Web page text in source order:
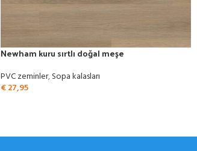
Newham kuru sırtlı doğal meşe
PVC zeminler,Sopa kalasları
€27,95